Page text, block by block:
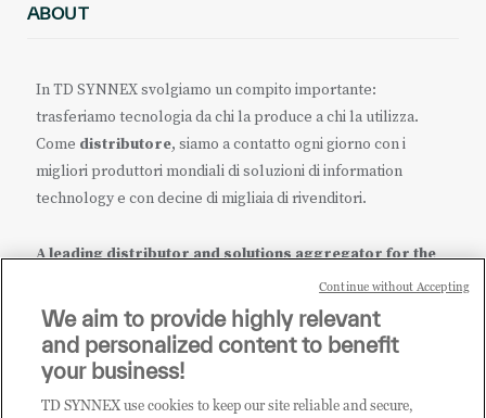
ABOUT
In TD SYNNEX svolgiamo un compito importante:
trasferiamo tecnologia da chi la produce a chi la utilizza.
Come distributore, siamo a contatto ogni giorno con i
migliori produttori mondiali di soluzioni di information
technology e con decine di migliaia di rivenditori.
A leading distributor and solutions aggregator for the
it.tdsynnex.com|eu.tdsynnex.com|tdsynnex.com
We aim to provide highly relevant
and personalized content to benefit
your business!
TD SYNNEX use cookies to keep our site reliable and secure,
Continue without Accepting